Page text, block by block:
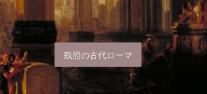
残照の古代ローマ